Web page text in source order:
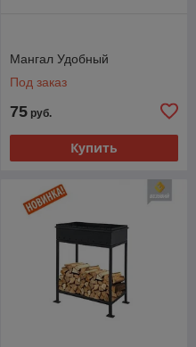
Мангал Удобный
Под заказ
75 руб.
Купить